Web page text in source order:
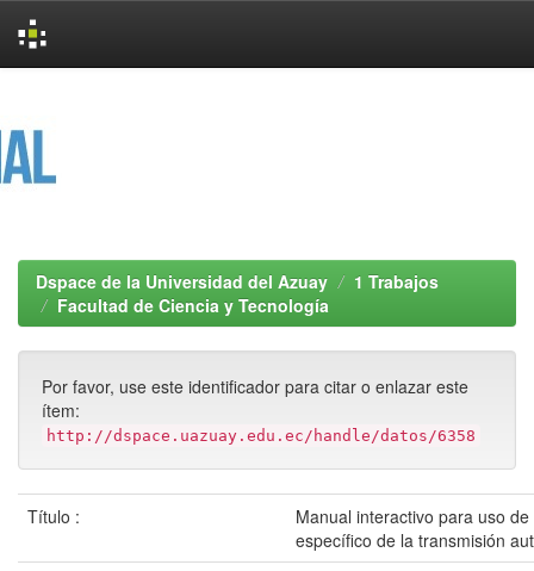
Dspace de la Universidad del Azuay
1 Trabajos
Facultad de Ciencia y Tecnología
Por favor, use este identificador para citar o enlazar este
ítem:
http://dspace.uazuay.edu.ec/handle/datos/6358
Título :
Manual interactivo para uso de
específico de la transmisión